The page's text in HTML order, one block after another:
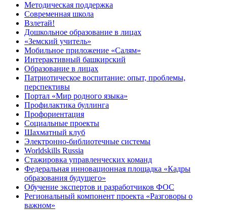
Методическая поддержка
Современная школа
Взлетай!
Дошкольное образование в лицах
«Земский учитель»
Мобильное приложение «Салям»
Интерактивный башкирский
Образование в лицах
Патриотическое воспитание: опыт, проблемы,
перспективы
Портал «Мир родного языка»
Профилактика буллинга
Профориентация
Социальные проекты
Шахматный клуб
Электронно-библиотечные системы
Worldskills Russia
Стажировка управленческих команд
Федеральная инновационная площадка «Кадры
образования будущего»
Обучение экспертов и разработчиков ФОС
Региональный компонент проекта «Разговоры о
важном»